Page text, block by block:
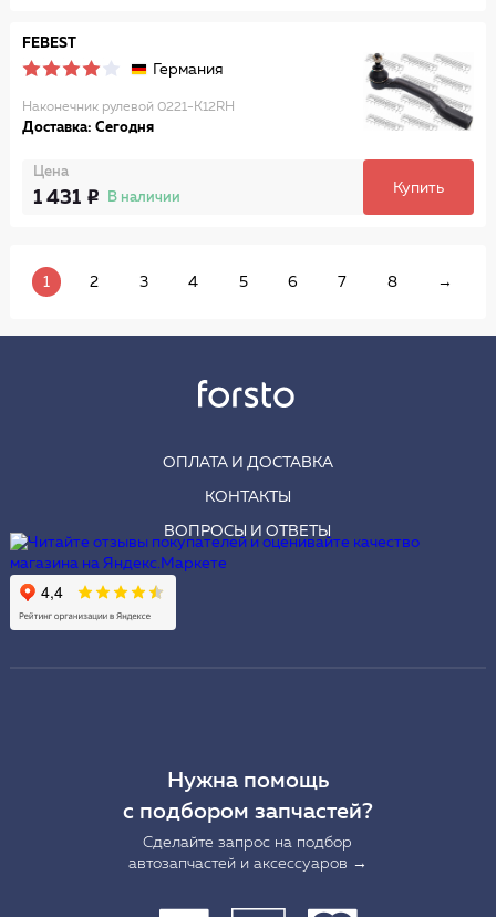
FEBEST
Германия
Наконечник рулевой 0221-K12RH
Доставка: Сегодня
Цена
1 431 В наличии
Купить
1 2 3 4 5 6 7 8 →
ОПЛАТА И ДОСТАВКА
КОНТАКТЫ
ВОПРОСЫ И ОТВЕТЫ
Нужна помощь
с подбором запчастей?
Сделайте запрос на подбор
автозапчастей и аксессуаров →